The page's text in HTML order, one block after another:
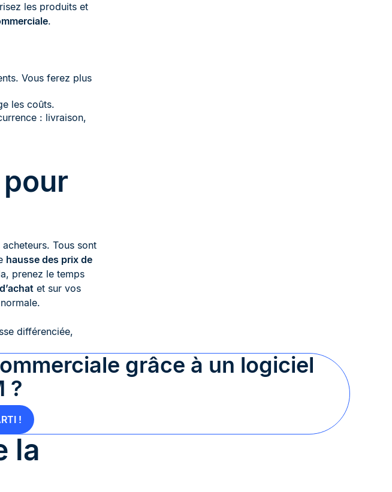
les produits et
.
Vous ferez plus
les coûts.
: livraison,
Tous sont
hausse des prix de
prenez le temps
et sur vos
différenciée,
grâce à un logiciel
?
!
la